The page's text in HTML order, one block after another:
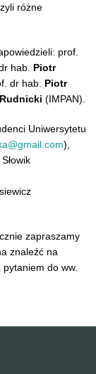
różne
prof.
hab. Piotr
dr hab. Piotr
(IMPAN).
Uniwersytetu
),
zapraszamy
znaleźć na
do ww.